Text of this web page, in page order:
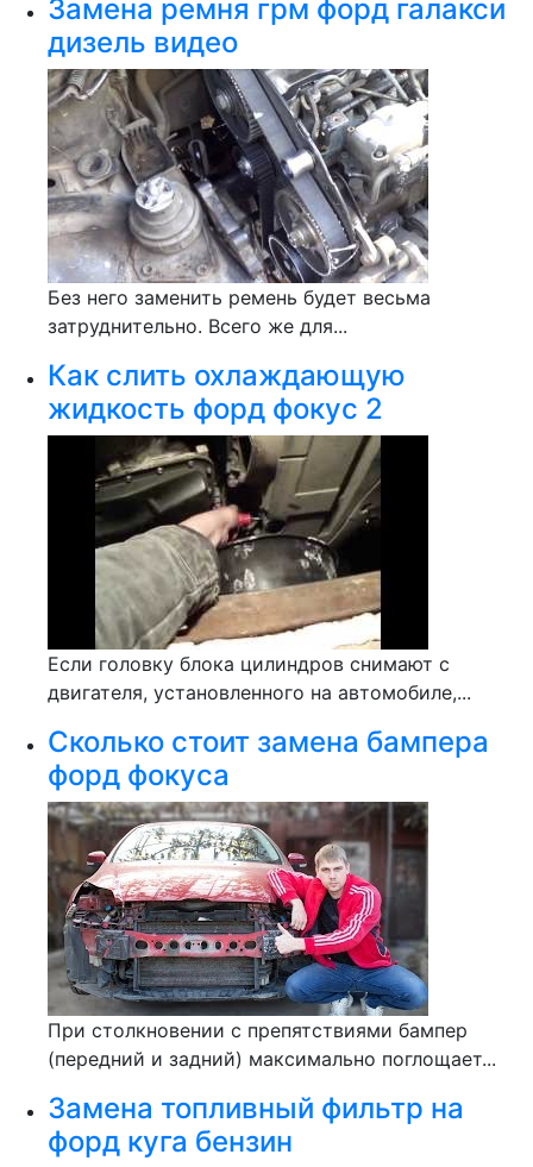
Замена ремня грм форд галакси
дизель видео
Без него заменить ремень будет весьма
затруднительно. Всего же для...
Как слить охлаждающую
жидкость форд фокус 2
Если головку блока цилиндров снимают с
двигателя, установленного на автомобиле,...
Сколько стоит замена бампера
форд фокуса
При столкновении с препятствиями бампер
(передний и задний) максимально поглощает...
Замена топливный фильтр на
форд куга бензин